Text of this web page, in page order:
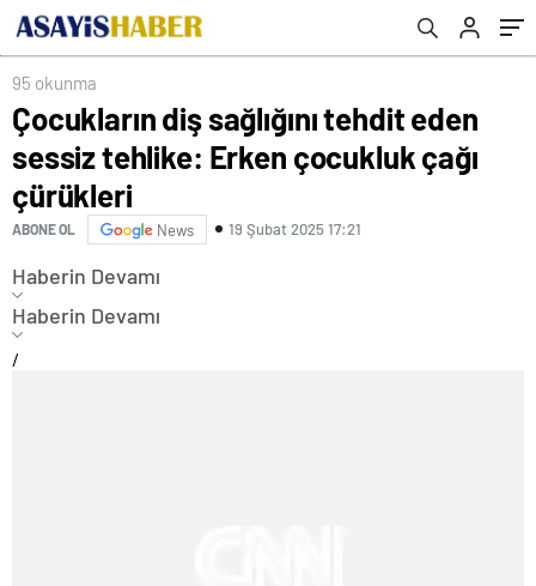
95 okunma
Çocukların diş sağlığını tehdit eden
sessiz tehlike: Erken çocukluk çağı
çürükleri
ABONE OL News 19 Şubat 2025 17:21
Haberin Devamı
Haberin Devamı
/